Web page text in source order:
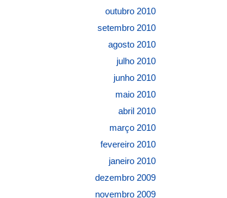
outubro 2010
setembro 2010
agosto 2010
julho 2010
junho 2010
maio 2010
abril 2010
março 2010
fevereiro 2010
janeiro 2010
dezembro 2009
novembro 2009